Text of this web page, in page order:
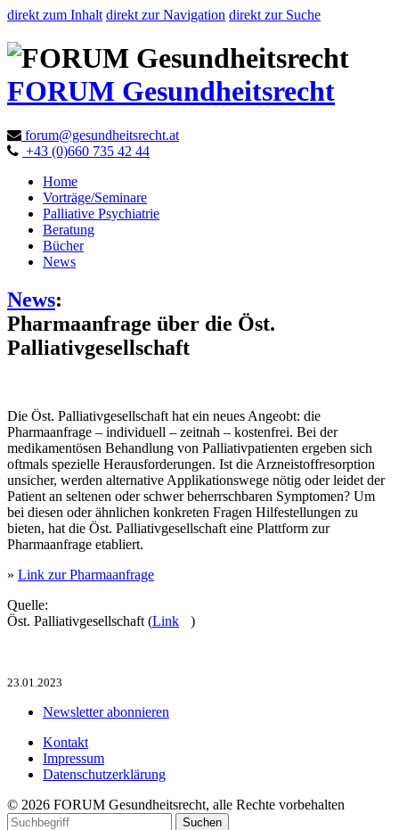
direkt zum Inhalt direkt zur Navigation direkt zur Suche
FORUM Gesundheitsrecht
forum@gesundheitsrecht.at
+43 (0)660 735 42 44
Home
Vorträge/Seminare
Palliative Psychiatrie
Beratung
Bücher
News
News:
Pharmaanfrage über die Öst.
Palliativgesellschaft
Die Öst. Palliativgesellschaft hat ein neues Angeobt: die
Pharmaanfrage – individuell – zeitnah – kostenfrei. Bei der
medikamentösen Behandlung von Palliativpatienten ergeben sich
oftmals spezielle Herausforderungen. Ist die Arzneistoffresorption
unsicher, werden alternative Applikationswege nötig oder leidet der
Patient an seltenen oder schwer beherrschbaren Symptomen? Um
bei diesen oder ähnlichen konkreten Fragen Hilfestellungen zu
bieten, hat die Öst. Palliativgesellschaft eine Plattform zur
Pharmaanfrage etabliert.
» Link zur Pharmaanfrage
Quelle:
Öst. Palliativgesellschaft (Link )
23.01.2023
Newsletter abonnieren
Kontakt
Impressum
Datenschutzerklärung
© 2026 FORUM Gesundheitsrecht, alle Rechte vorbehalten